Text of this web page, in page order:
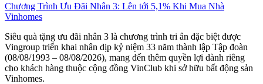
Chương Trình Ưu Đãi Nhân 3: Lên tới 5,1% Khi Mua Nhà
Vinhomes
Siêu quà tặng ưu đãi nhân 3 là chương trình tri ân đặc biệt được
Vingroup triển khai nhân dịp kỷ niệm 33 năm thành lập Tập đoàn
(08/08/1993 – 08/08/2026), mang đến thêm quyền lợi dành riêng
cho khách hàng thuộc cộng đồng VinClub khi sở hữu bất động sản
Vinhomes.